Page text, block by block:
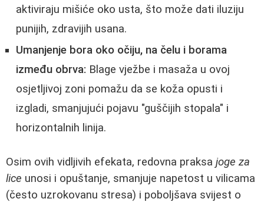
aktiviraju mišiće oko usta, što može dati iluziju
punijih, zdravijih usana.
Umanjenje bora oko očiju, na čelu i borama
između obrva: Blage vježbe i masaža u ovoj
osjetljivoj zoni pomažu da se koža opusti i
izgladi, smanjujući pojavu "guščijih stopala" i
horizontalnih linija.
Osim ovih vidljivih efekata, redovna praksa joge za
lice unosi i opuštanje, smanjuje napetost u vilicama
(često uzrokovanu stresa) i poboljšava svijest o